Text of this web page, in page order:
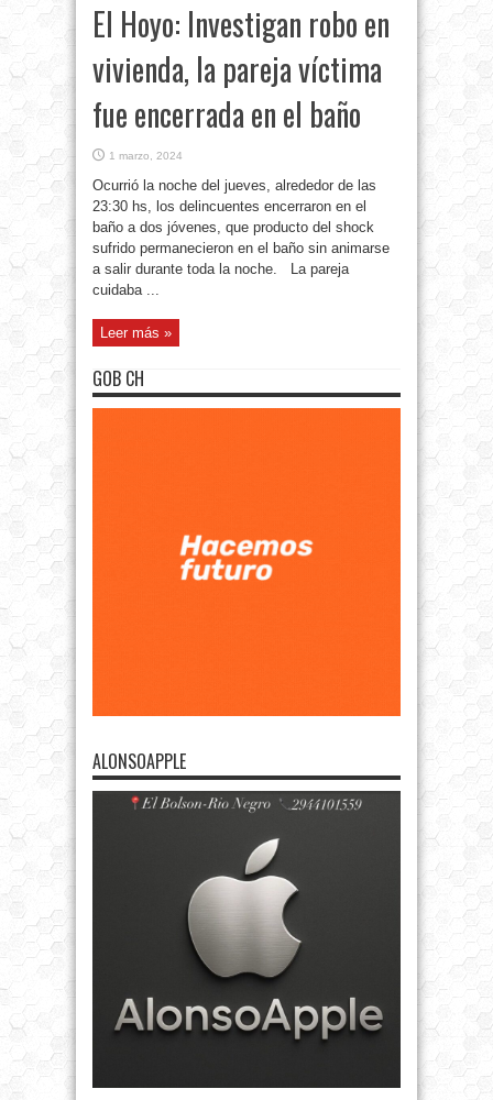
El Hoyo: Investigan robo en
vivienda, la pareja víctima
fue encerrada en el baño
1 marzo, 2024
Ocurrió la noche del jueves, alrededor de las
23:30 hs, los delincuentes encerraron en el
baño a dos jóvenes, que producto del shock
sufrido permanecieron en el baño sin animarse
a salir durante toda la noche. La pareja
cuidaba ...
Leer más »
GOB CH
ALONSOAPPLE